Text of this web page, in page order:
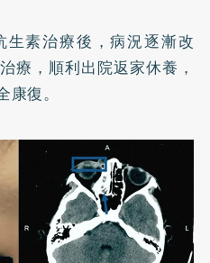
素治療後，病況逐漸改
療，順利出院返家休養，
復。